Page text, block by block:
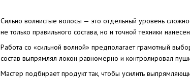
Сильно волнистые волосы — это отдельный уровень
не только правильного состава, но и точной техники
Работа со «сильной волной» предполагает грамотный
состав выпрямлял локон равномерно и контролировал
Мастер подбирает продукт так, чтобы усилить